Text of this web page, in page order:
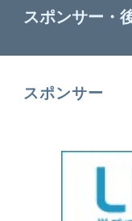
スポンサー・
スポンサー